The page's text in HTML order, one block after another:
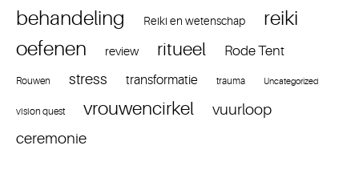
behandeling
Reiki en wetenschap
reiki
oefenen
review ritueel Rode Tent
Rouwen stress transformatie trauma Uncategorized
vision quest vrouwencirkel
vuurloop
ceremonie